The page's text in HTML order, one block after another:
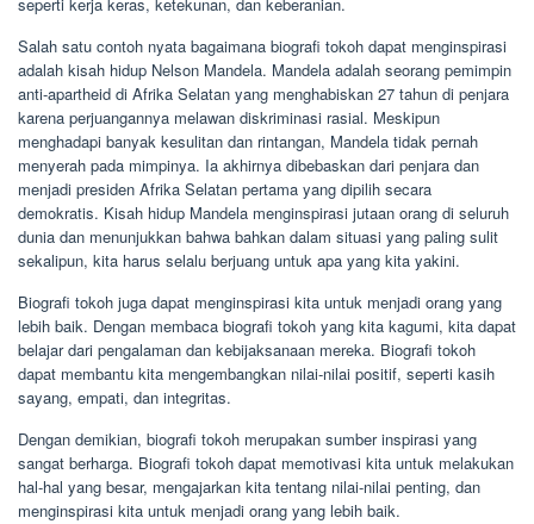
Salah satu contoh nyata bagaimana biografi tokoh dapat menginspirasi
adalah kisah hidup Nelson Mandela. Mandela adalah seorang pemimpin
anti-apartheid di Afrika Selatan yang menghabiskan 27 tahun di penjara
karena perjuangannya melawan diskriminasi rasial. Meskipun
menghadapi banyak kesulitan dan rintangan, Mandela tidak pernah
menyerah pada mimpinya. Ia akhirnya dibebaskan dari penjara dan
menjadi presiden Afrika Selatan pertama yang dipilih secara
demokratis. Kisah hidup Mandela menginspirasi jutaan orang di seluruh
dunia dan menunjukkan bahwa bahkan dalam situasi yang paling sulit
sekalipun, kita harus selalu berjuang untuk apa yang kita yakini.
Biografi tokoh juga dapat menginspirasi kita untuk menjadi orang yang
lebih baik. Dengan membaca biografi tokoh yang kita kagumi, kita dapat
belajar dari pengalaman dan kebijaksanaan mereka. Biografi tokoh
dapat membantu kita mengembangkan nilai-nilai positif, seperti kasih
sayang, empati, dan integritas.
Dengan demikian, biografi tokoh merupakan sumber inspirasi yang
sangat berharga. Biografi tokoh dapat memotivasi kita untuk melakukan
hal-hal yang besar, mengajarkan kita tentang nilai-nilai penting, dan
menginspirasi kita untuk menjadi orang yang lebih baik.